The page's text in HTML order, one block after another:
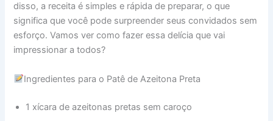
disso, a receita é simples e rápida de preparar, o que
significa que você pode surpreender seus convidados sem
esforço. Vamos ver como fazer essa delícia que vai
impressionar a todos?
Ingredientes para o Patê de Azeitona Preta
1 xícara de azeitonas pretas sem caroço